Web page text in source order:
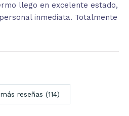
llego en excelente estado,
inmediata. Totalmente
reseñas (114)